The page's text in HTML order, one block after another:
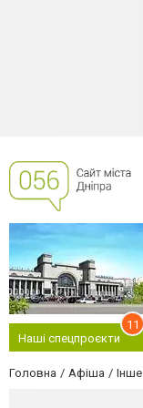
Наші спецпроєкти
11
Головна Афіша Інше